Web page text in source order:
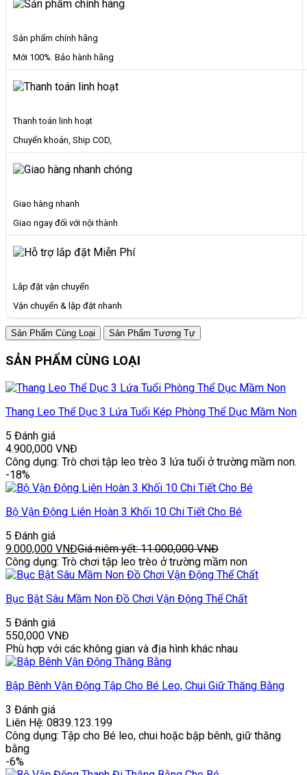
Sản phẩm chính hãng
Mới 100%. Bảo hành hãng
Thanh toán linh hoạt
Chuyển khoản, Ship COD,
Giao hàng nhanh
Giao ngay đối với nội thành
Lắp đặt vận chuyển
Vận chuyển & lặp đặt nhanh
Sản Phẩm Cùng Loại Sản Phẩm Tương Tự
SẢN PHẨM CÙNG LOẠI
Thang Leo Thể Dục 3 Lứa Tuổi Kép Phòng Thể Dục Mầm Non
5 Đánh giá
4.900,000 VNĐ
Công dụng: Trò chơi tập leo trèo 3 lứa tuổi ở trường mầm non.
-18%
Bộ Vận Động Liên Hoàn 3 Khối 10 Chi Tiết Cho Bé
5 Đánh giá
9.000,000 VNĐGiá niêm yết:11.000,000VNĐ
Công dụng: Trò chơi tập leo trèo ở trường mầm non
Bục Bật Sâu Mầm Non Đồ Chơi Vận Động Thể Chất
5 Đánh giá
550,000 VNĐ
Phù hợp với các không gian và địa hình khác nhau
Bập Bênh Vận Động Tập Cho Bé Leo, Chui Giữ Thăng Bằng
3 Đánh giá
Liên Hệ: 0839.123.199
Công dụng: Tập cho Bé leo, chui hoặc bập bênh, giữ thăng
bằng
-6%